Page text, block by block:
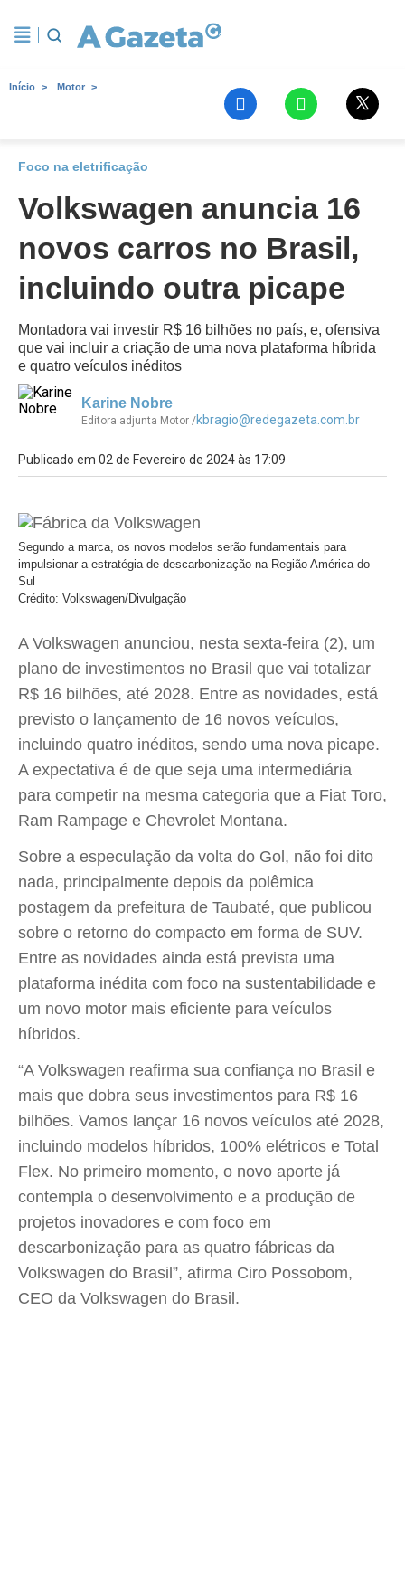
Início Motor
Foco na eletrificação
Volkswagen anuncia 16
novos carros no Brasil,
incluindo outra picape
Montadora vai investir R$ 16 bilhões no país, e, ofensiva
que vai incluir a criação de uma nova plataforma híbrida
e quatro veículos inéditos
Karine Nobre
Editora adjunta Motor /kbragio@redegazeta.com.br
Publicado em 02 de Fevereiro de 2024 às 17:09
Segundo a marca, os novos modelos serão fundamentais para
impulsionar a estratégia de descarbonização na Região América do
Sul
Crédito: Volkswagen/Divulgação
A Volkswagen anunciou, nesta sexta-feira (2), um
plano de investimentos no Brasil que vai totalizar
R$ 16 bilhões, até 2028. Entre as novidades, está
previsto o lançamento de 16 novos veículos,
incluindo quatro inéditos, sendo uma nova picape.
A expectativa é de que seja uma intermediária
para competir na mesma categoria que a Fiat Toro,
Ram Rampage e Chevrolet Montana.
Sobre a especulação da volta do Gol, não foi dito
nada, principalmente depois da polêmica
postagem da prefeitura de Taubaté, que publicou
sobre o retorno do compacto em forma de SUV.
Entre as novidades ainda está prevista uma
plataforma inédita com foco na sustentabilidade e
um novo motor mais eficiente para veículos
híbridos.
“A Volkswagen reafirma sua confiança no Brasil e
mais que dobra seus investimentos para R$ 16
bilhões. Vamos lançar 16 novos veículos até 2028,
incluindo modelos híbridos, 100% elétricos e Total
Flex. No primeiro momento, o novo aporte já
contempla o desenvolvimento e a produção de
projetos inovadores e com foco em
descarbonização para as quatro fábricas da
Volkswagen do Brasil”, afirma Ciro Possobom,
CEO da Volkswagen do Brasil.